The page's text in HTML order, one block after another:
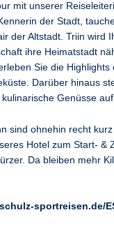
mit unserer
der Stadt,
der Altstadt. Triin wird
ihre Heimatstadt
Sie die Highlights
Darüber hinaus
Genüsse
sind ohnehin recht
Hotel zum Start- &
Da bleiben mehr
sportreisen.de/